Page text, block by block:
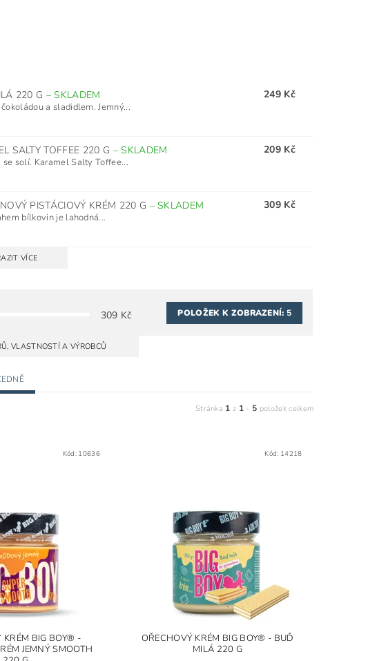
220 G –SKLADEM
a sladidlem. Jemný...
249 Kč
SALTY TOFFEE 220 G –SKLADEM
solí. Karamel Salty Toffee...
209 Kč
PISTÁCIOVÝ KRÉM 220 G –SKLADEM
bílkovin je lahodná...
309 Kč
VÍCE
309 Kč POLOŽEK K ZOBRAZENÍ: 5
VLASTNOSTÍ A VÝROBCŮ
Stránka 1 z 1 - 5 položek celkem
Kód: 10636
KRÉM BIG BOY® -
JEMNÝ SMOOTH
Kód: 14218
OŘECHOVÝ KRÉM BIG BOY® - BUĎ
MILÁ 220 G